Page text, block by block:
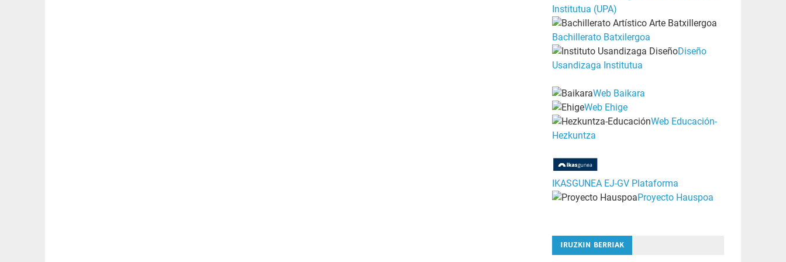
Institutua (UPA)
Bachillerato Batxilergoa
Diseño
Usandizaga Institutua
Web Baikara
Web Ehige
Web Educación-
Hezkuntza
IKASGUNEA EJ-GV Plataforma
Proyecto Hauspoa
IRUZKIN BERRIAK